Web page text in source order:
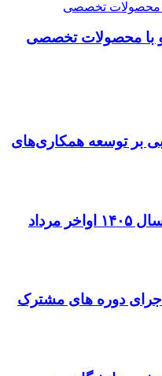
با محصولات تخصصی
بر توسعه همکاری‌های
نتایج نهایی آزمون دکتری سال ۱۴۰۵ اواخر مرداد
دوره های مشترک